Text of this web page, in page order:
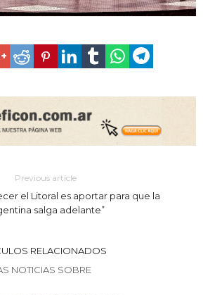
Previous article
el Litoral es aportar para que la
salga adelante”
RELACIONADOS
NOTICIAS SOBRE